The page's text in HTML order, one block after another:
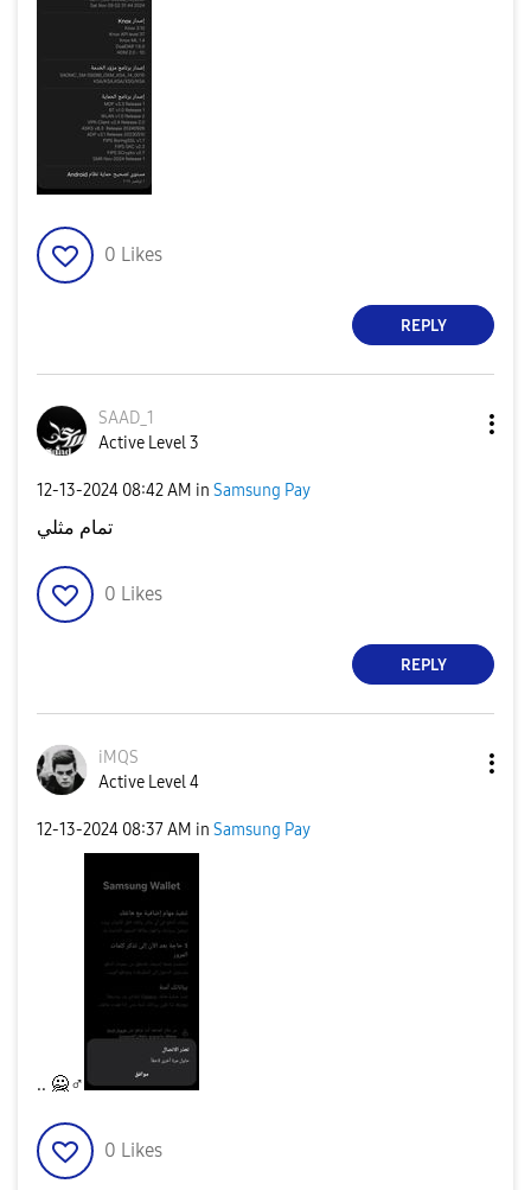
0 Likes
REPLY
SAAD_1
Active Level 3
‎12-13-2024 08:42 AM in Samsung Pay
تمام مثلي
0 Likes
REPLY
iMQS
Active Level 4
‎12-13-2024 08:37 AM in Samsung Pay
.. 🙅‍♂️
0 Likes